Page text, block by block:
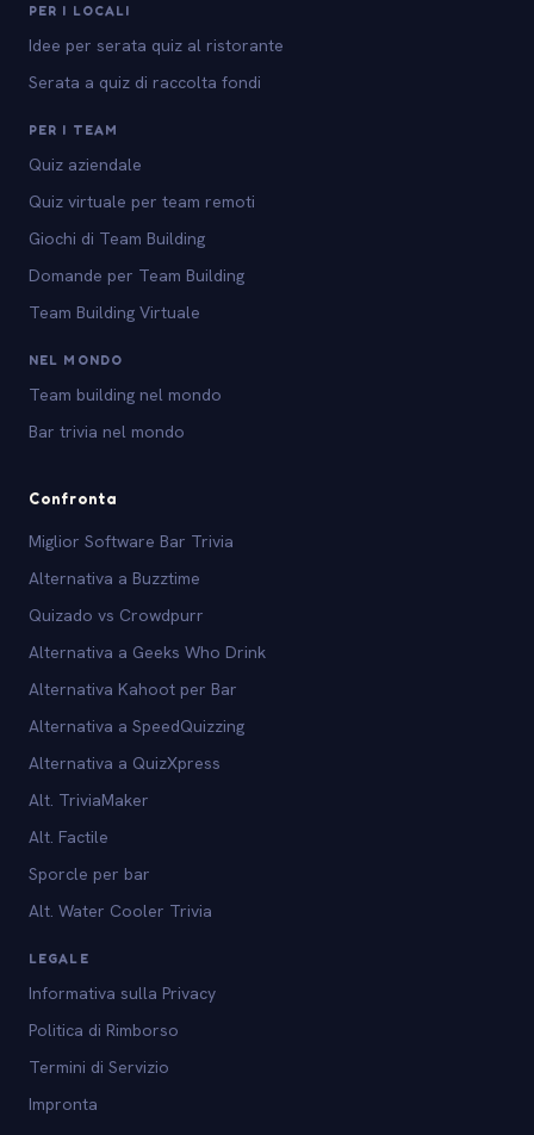
PER I LOCALI
Idee per serata quiz al ristorante
Serata a quiz di raccolta fondi
PER I TEAM
Quiz aziendale
Quiz virtuale per team remoti
Giochi di Team Building
Domande per Team Building
Team Building Virtuale
NEL MONDO
Team building nel mondo
Bar trivia nel mondo
Confronta
Miglior Software Bar Trivia
Alternativa a Buzztime
Quizado vs Crowdpurr
Alternativa a Geeks Who Drink
Alternativa Kahoot per Bar
Alternativa a SpeedQuizzing
Alternativa a QuizXpress
Alt. TriviaMaker
Alt. Factile
Sporcle per bar
Alt. Water Cooler Trivia
LEGALE
Informativa sulla Privacy
Politica di Rimborso
Termini di Servizio
Impronta